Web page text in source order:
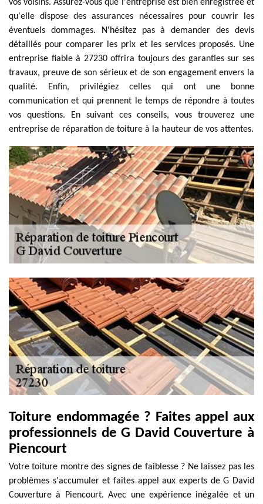
vos voisins. Assurez-vous que l'entreprise est bien enregistrée et
qu'elle dispose des assurances nécessaires pour couvrir les
éventuels dommages. N'hésitez pas à demander des devis
détaillés pour comparer les prix et les services proposés. Une
entreprise fiable à 27230 offrira toujours des garanties sur ses
travaux, preuve de son sérieux et de son engagement envers la
qualité. Enfin, privilégiez celles qui ont une bonne
communication et qui prennent le temps de répondre à toutes
vos questions. En suivant ces conseils, vous trouverez une
entreprise de réparation de toiture à la hauteur de vos attentes.
Toiture endommagée ? Faites appel aux
professionnels de G David Couverture à
Piencourt
Votre toiture montre des signes de faiblesse ? Ne laissez pas les
problèmes s'accumuler et faites appel aux experts de G David
Couverture à Piencourt. Avec une expérience inégalée et un